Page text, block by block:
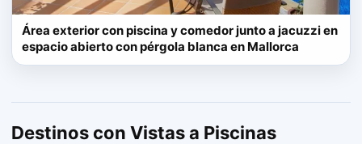
Área exterior con piscina y comedor junto a jacuzzi en
espacio abierto con pérgola blanca en Mallorca
Destinos con Vistas a Piscinas